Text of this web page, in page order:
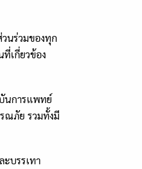
นร่วมของทุก
เกี่ยวข้อง
นการแพทย์
ณภัย รวมทั้งมี
บรรเทา